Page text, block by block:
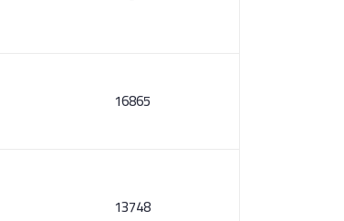
16865
13748